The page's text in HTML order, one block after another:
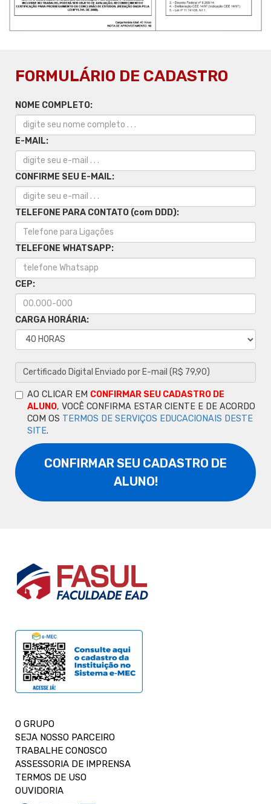
FORMULÁRIO DE CADASTRO
NOME COMPLETO:
E-MAIL:
CONFIRME SEU E-MAIL:
TELEFONE PARA CONTATO (com DDD):
TELEFONE WHATSAPP:
CEP:
CARGA HORÁRIA:
AO CLICAR EM CONFIRMAR SEU CADASTRO DE
ALUNO, VOCÊ CONFIRMA ESTAR CIENTE E DE ACORDO
COM OS TERMOS DE SERVIÇOS EDUCACIONAIS DESTE
SITE.
CONFIRMAR SEU CADASTRO DE
ALUNO!
O GRUPO
SEJA NOSSO PARCEIRO
TRABALHE CONOSCO
ASSESSORIA DE IMPRENSA
TERMOS DE USO
OUVIDORIA